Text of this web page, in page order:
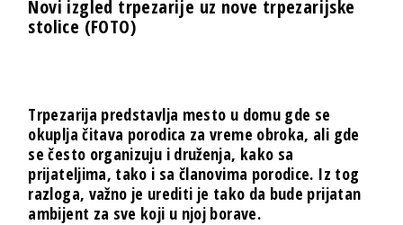
Novi izgled trpezarije uz nove trpezarijske
stolice (FOTO)
Trpezarija predstavlja mesto u domu gde se
okuplja čitava porodica za vreme obroka, ali gde
se često organizuju i druženja, kako sa
prijateljima, tako i sa članovima porodice. Iz tog
razloga, važno je urediti je tako da bude prijatan
ambijent za sve koji u njoj borave.